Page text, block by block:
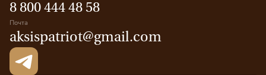
8 800 444 48 58
Почта
aksispatriot@gmail.com